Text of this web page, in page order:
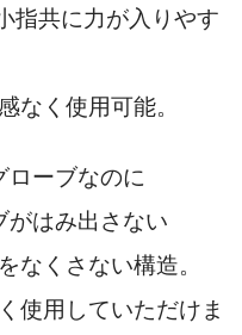
指共に力が入りやす
なく使用可能。
ローブなのに
がはみ出さない
なくさない構造。
使用していただけま